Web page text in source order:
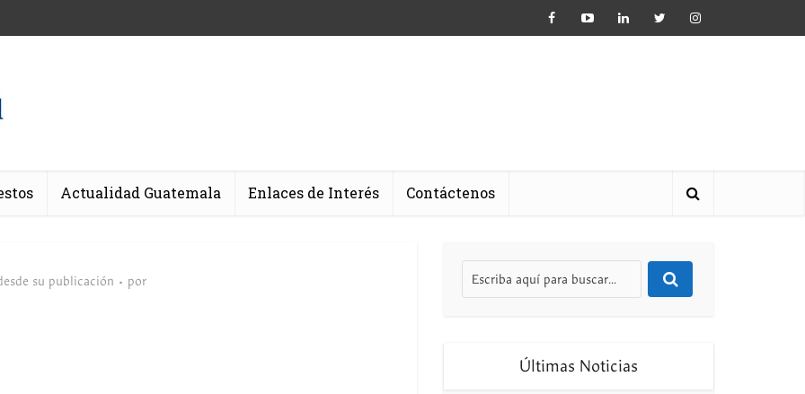
Actualidad Guatemala Enlaces de Interés Contáctenos
su publicación por
Últimas Noticias